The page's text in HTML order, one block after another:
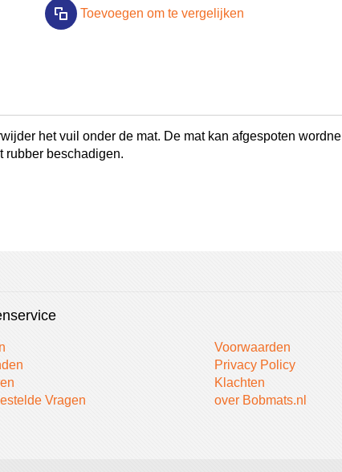
Toevoegen om te vergelijken
het vuil onder de mat. De mat kan afgespoten wordne
rubber beschadigen.
Vragen
Voorwaarden
Privacy Policy
Klachten
over Bobmats.nl